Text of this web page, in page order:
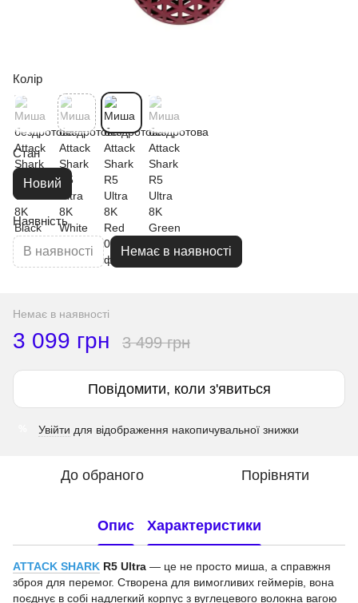
Колір
Стан
Новий
Наявність
В наявності Немає в наявності
Немає в наявності
3 099 грн 3 499 грн
Повідомити, коли з'явиться
Увійти для відображення накопичувальної знижки
До обраного Порівняти
Опис Характеристики
ATTACK SHARK R5 Ultra — це не просто миша, а справжня
зброя для перемог. Створена для вимогливих геймерів, вона
поєднує в собі надлегкий корпус з вуглецевого волокна вагою